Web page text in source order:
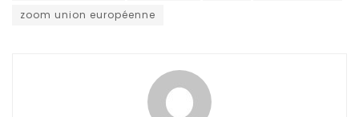
zoom union européenne